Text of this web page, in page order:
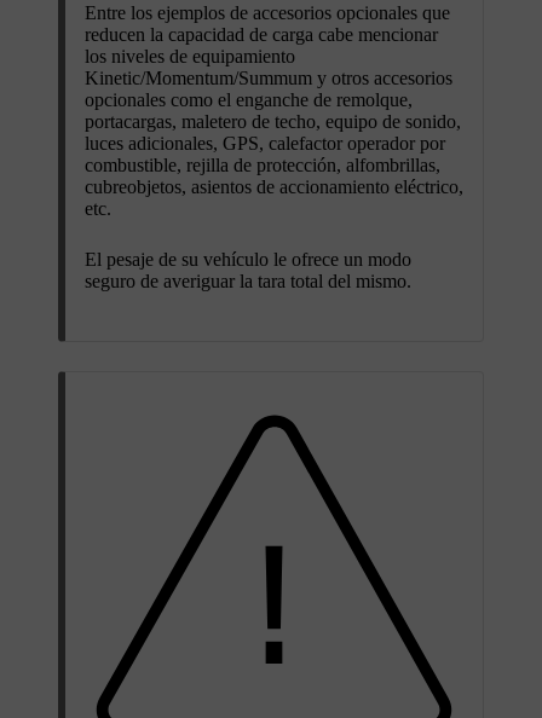
Entre los ejemplos de accesorios opcionales que
reducen la capacidad de carga cabe mencionar
los niveles de equipamiento
Kinetic/Momentum/Summum y otros accesorios
opcionales como el enganche de remolque,
portacargas, maletero de techo, equipo de sonido,
luces adicionales, GPS, calefactor operador por
combustible, rejilla de protección, alfombrillas,
cubreobjetos, asientos de accionamiento eléctrico,
etc.
El pesaje de su vehículo le ofrece un modo
seguro de averiguar la tara total del mismo.